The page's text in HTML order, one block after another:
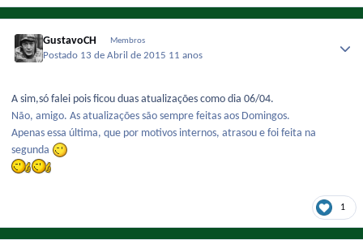
GustavoCH Membros
Postado 13 de Abril de 2015 11 anos
A sim,só falei pois ficou duas atualizações como dia 06/04.
Não, amigo. As atualizações são sempre feitas aos Domingos.
Apenas essa última, que por motivos internos, atrasou e foi feita na
segunda
1